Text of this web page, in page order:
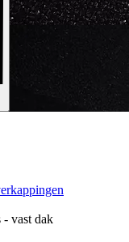
- vast dak